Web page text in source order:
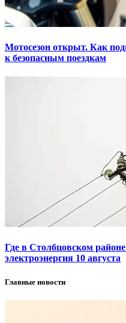
Мотосезон открыт. Как
к безопасным поездкам
Где в Столбцовском
электроэнергия 10 августа
Главные новости